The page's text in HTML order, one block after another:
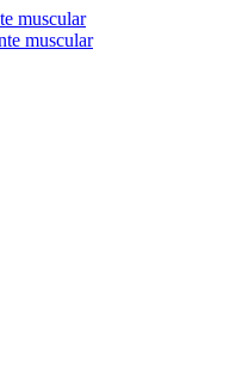
muscular
muscular